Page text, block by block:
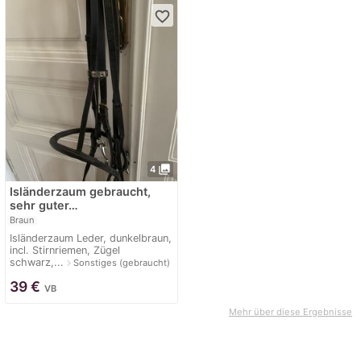
4 photo_library
favorite_border
Isländerzaum gebraucht,
sehr guter…
Braun
Isländerzaum Leder, dunkelbraun,
incl. Stirnriemen, Zügel
schwarz,... navigate_nextSonstiges (gebraucht)
39€ VB
Mehr über diese Ergebnisse